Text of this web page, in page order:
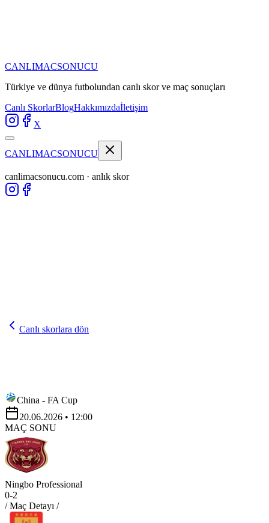
CANLIMACSONUCU
Türkiye ve dünya futbolundan canlı skor ve maç sonuçları
Canlı SkorlarBlogHakkımızdaİletişim
X
CANLIMACSONUCU
canlimacsonucu.com · anlık skor
Canlı skorlara dön
China - FA Cup
20.06.2026 • 12:00
MAÇ SONU
Ningbo Professional
0-2
/ Maç Detayı /